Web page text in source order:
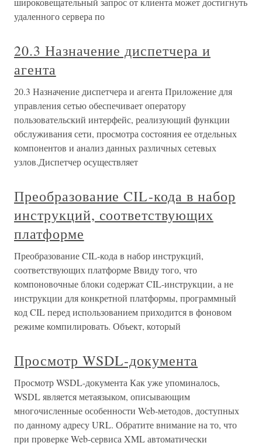
удаленного сервера по
20.3 Назначение диспетчера и
агента
20.3 Назначение диспетчера и агента Приложение для
управления сетью обеспечивает оператору
пользовательский интерфейс, реализующий функции
обслуживания сети, просмотра состояния ее отдельных
компонентов и анализ данных различных сетевых
узлов.Диспетчер осуществляет
Преобразование CIL-кода в набор
инструкций, соответствующих
платформе
Преобразование CIL-кода в набор инструкций,
соответствующих платформе Ввиду того, что
компоновочные блоки содержат CIL-инструкции, а не
инструкции для конкретной платформы, программный
код CIL перед использованием приходится в фоновом
режиме компилировать. Объект, который
Просмотр WSDL-документа
Просмотр WSDL-документа Как уже упоминалось,
WSDL является метаязыком, описывающим
многочисленные особенности Web-методов, доступных
по данному адресу URL. Обратите внимание на то, что
при проверке Web-сервиса XML автоматически